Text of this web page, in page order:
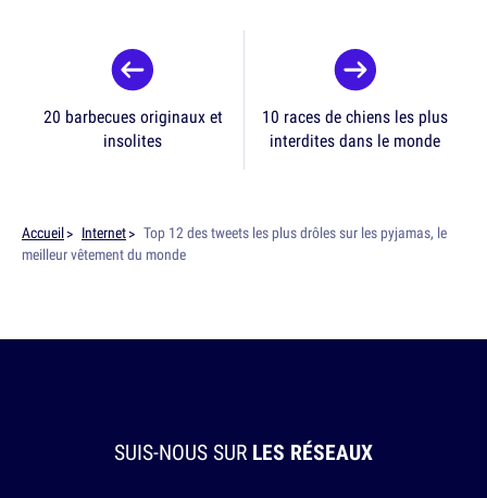
20 barbecues originaux et
insolites
10 races de chiens les plus
interdites dans le monde
Accueil Internet
Top 12 des tweets les plus drôles sur les pyjamas, le
meilleur vêtement du monde
SUIS-NOUS SUR LES RÉSEAUX